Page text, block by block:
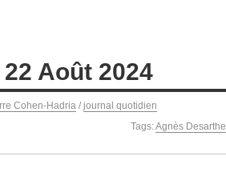
Août 2024
Cohen-Hadria / journal quotidien
Tags:Agnès Desarthe